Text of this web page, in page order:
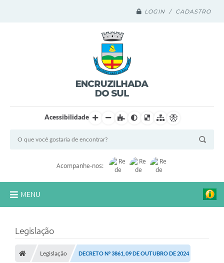
LOGIN / CADASTRO
Acessibilidade
Acompanhe-nos:
MENU
A Prefeitura
Município
Legislação
Legislação DECRETO Nº 3861, 09 DE OUTUBRO DE 2024